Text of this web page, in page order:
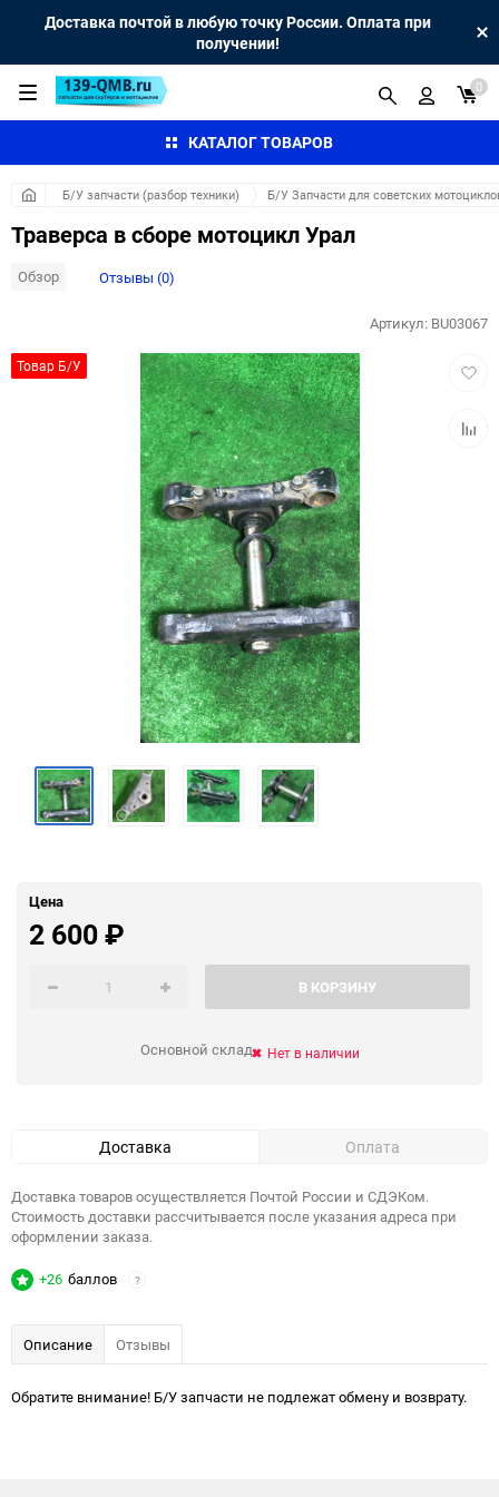
Доставка почтой в любую точку России. Оплата при
получении!
КАТАЛОГ ТОВАРОВ
0
Б/У запчасти (разбор техники) Б/У Запчасти для советских
Траверса в сборе мотоцикл Урал
Обзор Отзывы (0)
Товар Б/У
Артикул: BU03067
Цена
2 600₽
В КОРЗИНУ
Основной склад Нет в наличии
Доставка Оплата
Доставка товаров осуществляется Почтой России и СДЭКом.
Стоимость доставки рассчитывается после указания адреса при
оформлении заказа.
+26 баллов ?
Описание Отзывы
Обратите внимание! Б/У запчасти не подлежат обмену и возврату.